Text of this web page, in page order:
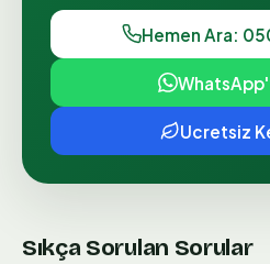
Hemen Ara:
Ucretsiz
Sıkça Sorulan Sorular